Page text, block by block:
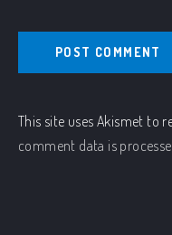
This site uses Akismet to
comment data is